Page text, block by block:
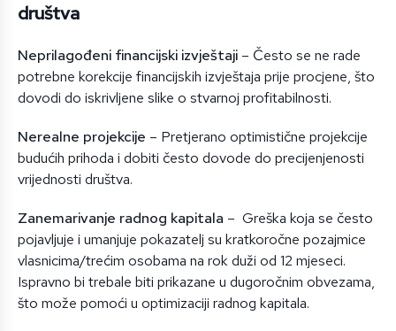
društva
Neprilagođeni financijski izvještaji – Često se ne rade
potrebne korekcije financijskih izvještaja prije procjene, što
dovodi do iskrivljene slike o stvarnoj profitabilnosti.
Nerealne projekcije – Pretjerano optimistične projekcije
budućih prihoda i dobiti često dovode do precijenjenosti
vrijednosti društva.
Zanemarivanje radnog kapitala – Greška koja se često
pojavljuje i umanjuje pokazatelj su kratkoročne pozajmice
vlasnicima/trećim osobama na rok duži od 12 mjeseci.
Ispravno bi trebale biti prikazane u dugoročnim obvezama,
što može pomoći u optimizaciji radnog kapitala.